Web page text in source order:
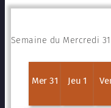
Semaine du Mercredi
Mer 31 Jeu 1